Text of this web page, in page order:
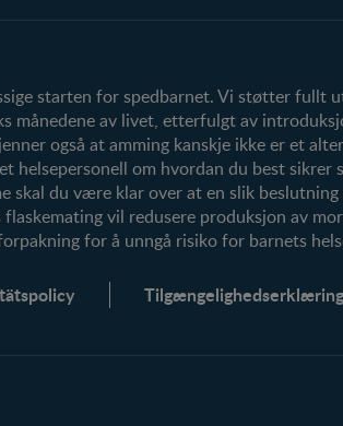
starten for spedbarnet. Vi støtter fullt
månedene av livet, etterfulgt av
også at amming kanskje ikke er et
helsepersonell om hvordan du best
skal du være klar over at en slik
vil redusere produksjon av
for å unngå risiko for barnets
Tilgængelighedserklæring